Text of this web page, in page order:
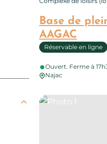
Base de
AAGAC
Réservable en ligne
Ouvert. Ferme à
Najac
Photo 1